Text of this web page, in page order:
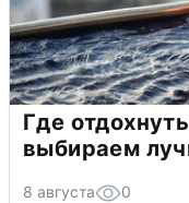
Где
выбираем
8 августа 0